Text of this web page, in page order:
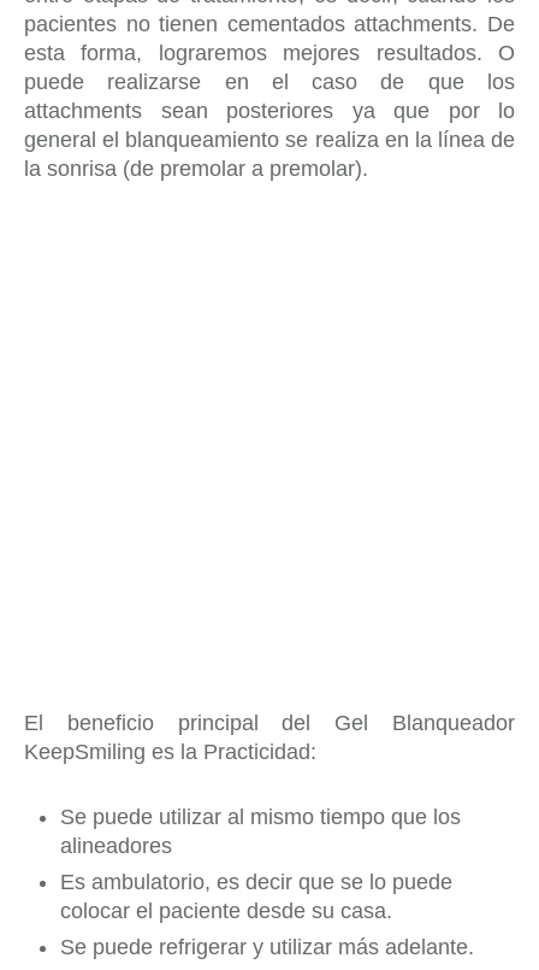
pacientes no tienen cementados attachments. De
esta forma, lograremos mejores resultados. O
puede realizarse en el caso de que los
attachments sean posteriores ya que por lo
general el blanqueamiento se realiza en la línea de
la sonrisa (de premolar a premolar).
El beneficio principal del Gel Blanqueador
KeepSmiling es la Practicidad:
Se puede utilizar al mismo tiempo que los
alineadores
Es ambulatorio, es decir que se lo puede
colocar el paciente desde su casa.
Se puede refrigerar y utilizar más adelante.